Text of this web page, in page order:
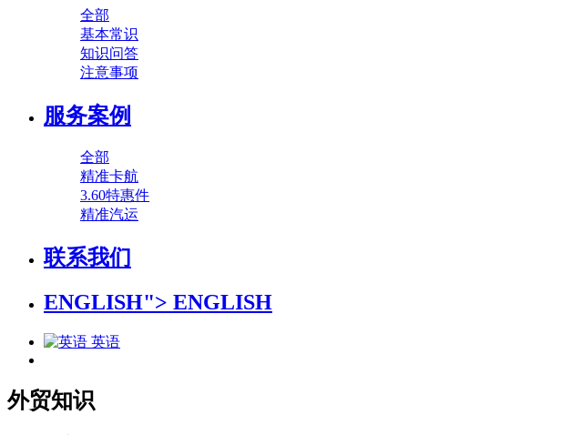
全部
基本常识
知识问答
注意事项
服务案例
全部
精准卡航
3.60特惠件
精准汽运
联系我们
ENGLISH"> ENGLISH
英语
外贸知识